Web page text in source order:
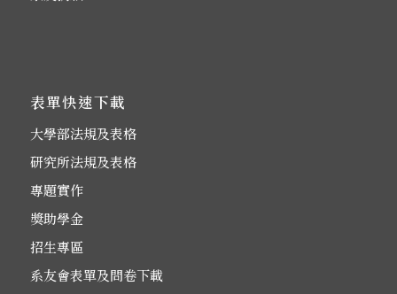
表單快速下載
大學部法規及表格
研究所法規及表格
專題實作
獎助學金
招生專區
系友會表單及問卷下載